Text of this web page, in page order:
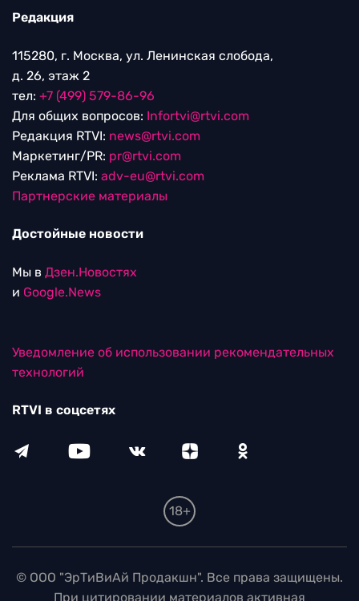
Редакция
115280, г. Москва, ул. Ленинская слобода,
д. 26, этаж 2
тел: +7 (499) 579-86-96
Для общих вопросов: Infortvi@rtvi.com
Редакция RTVI: news@rtvi.com
Маркетинг/PR: pr@rtvi.com
Реклама RTVI: adv-eu@rtvi.com
Партнерские материалы
Достойные новости
Мы в Дзен.Новостях
и Google.News
Уведомление об использовании рекомендательных
технологий
RTVI в соцсетях
18+
© ООО "ЭрТиВиАй Продакшн". Все права защищены.
При цитировании материалов активная